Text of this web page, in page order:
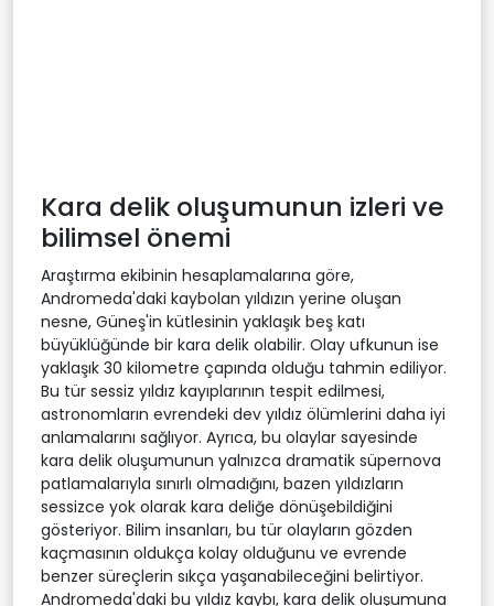
Kara delik oluşumunun izleri ve
bilimsel önemi
Araştırma ekibinin hesaplamalarına göre,
Andromeda'daki kaybolan yıldızın yerine oluşan
nesne, Güneş'in kütlesinin yaklaşık beş katı
büyüklüğünde bir kara delik olabilir. Olay ufkunun ise
yaklaşık 30 kilometre çapında olduğu tahmin ediliyor.
Bu tür sessiz yıldız kayıplarının tespit edilmesi,
astronomların evrendeki dev yıldız ölümlerini daha iyi
anlamalarını sağlıyor. Ayrıca, bu olaylar sayesinde
kara delik oluşumunun yalnızca dramatik süpernova
patlamalarıyla sınırlı olmadığını, bazen yıldızların
sessizce yok olarak kara deliğe dönüşebildiğini
gösteriyor. Bilim insanları, bu tür olayların gözden
kaçmasının oldukça kolay olduğunu ve evrende
benzer süreçlerin sıkça yaşanabileceğini belirtiyor.
Andromeda'daki bu yıldız kaybı, kara delik oluşumuna